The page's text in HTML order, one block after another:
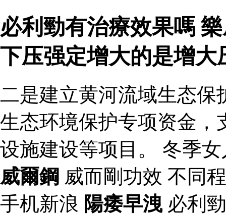
必利勁有治療效果嗎
下压强定增大的是增大
二是建立黄河流域生态保
生态环境保护专项资金，
设施建设等项目。 冬季
威爾鋼 威而剛功效 不同
手机新浪 陽痿早洩 必利